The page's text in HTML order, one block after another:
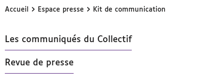
Accueil › Espace presse › Kit de communication
Les communiqués du Collectif
Revue de presse